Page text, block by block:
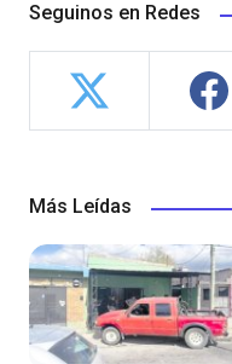
Seguinos en Redes
Más Leídas